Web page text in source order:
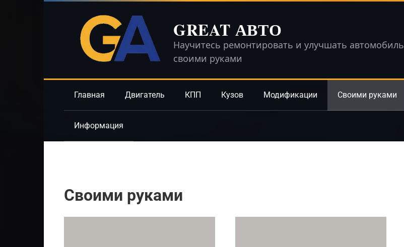
GREAT АВТО
Научитесь ремонтировать и улучшать автомобиль
своими руками
Главная Двигатель КПП Кузов Модификации Своими руками
Информация
Своими руками